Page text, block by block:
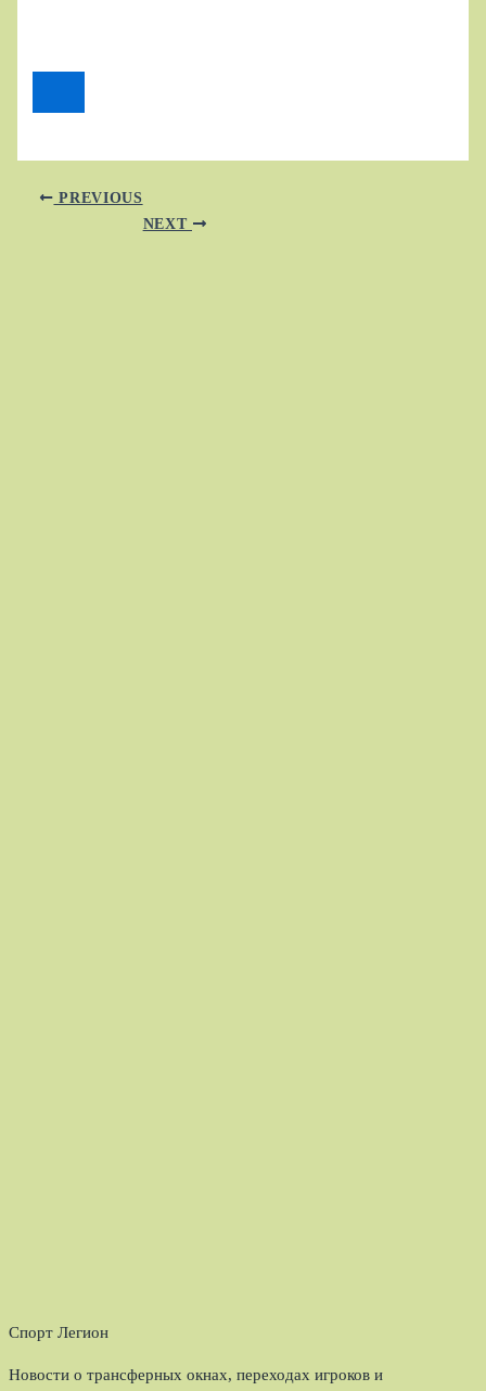
PREVIOUS
NEXT
Спорт Легион
Новости о трансферных окнах, переходах игроков и